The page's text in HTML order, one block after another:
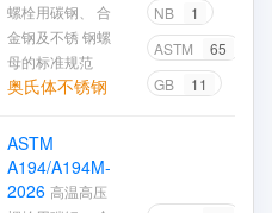
螺栓用碳钢、 合
金钢及不锈 钢螺
母的标准规范
奥氏体不锈钢
NB
1
ASTM
65
GB
11
ASTM
A194/A194M-
2026 高温高压